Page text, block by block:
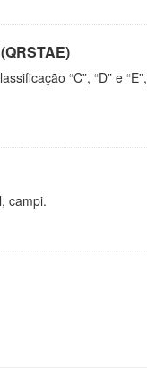
“C”, “D” e “E”,
campi.